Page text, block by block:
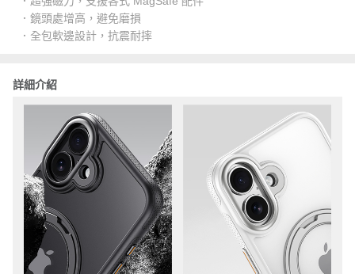
．鏡頭處增高，避免磨損
．全包軟邊設計，抗震耐摔
詳細介紹